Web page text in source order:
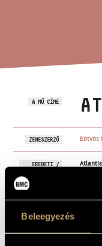
Beleegyezés
A MŰ CÍME
ZENESZERZŐ Eötvös
EREDETI /
Atlantis
ALCÍM